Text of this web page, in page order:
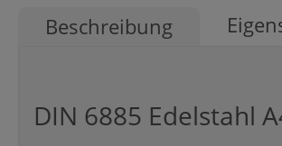
Beschreibung
DIN 6885 Edelstahl